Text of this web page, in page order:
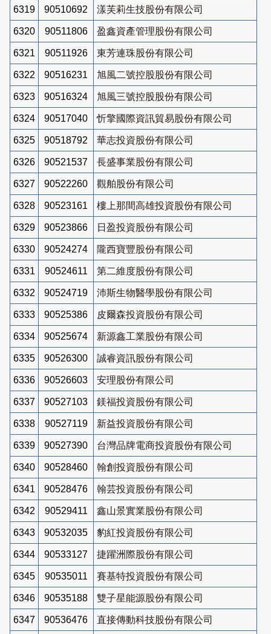
6319 90510692 漾芙莉生技股份有限公司
6320 90511806 盈鑫資產管理股份有限公司
6321 90511926 東芳連珠股份有限公司
6322 90516231 旭風二號控股股份有限公司
6323 90516324 旭風三號控股股份有限公司
6324 90517040 忻擎國際資訊貿易股份有限公司
6325 90518792 華志投資股份有限公司
6326 90521537 長盛事業股份有限公司
6327 90522260 觀舶股份有限公司
6328 90523161 樓上那間高雄投資股份有限公司
6329 90523866 日盈投資股份有限公司
6330 90524274 隴西寶豐股份有限公司
6331 90524611 第二維度股份有限公司
6332 90524719 沛斯生物醫學股份有限公司
6333 90525386 皮爾森投資股份有限公司
6334 90525674 新源鑫工業股份有限公司
6335 90526300 誠睿資訊股份有限公司
6336 90526603 安理股份有限公司
6337 90527103 鎂福投資股份有限公司
6338 90527119 新益投資股份有限公司
6339 90527390 台灣品牌電商投資股份有限公司
6340 90528460 翰創投資股份有限公司
6341 90528476 翰芸投資股份有限公司
6342 90529411 鑫山景實業股份有限公司
6343 90532035 豹紅投資股份有限公司
6344 90533127 捷躍洲際股份有限公司
6345 90535011 賽基特投資股份有限公司
6346 90535188 雙子星能源股份有限公司
6347 90536476 直接傳動科技股份有限公司